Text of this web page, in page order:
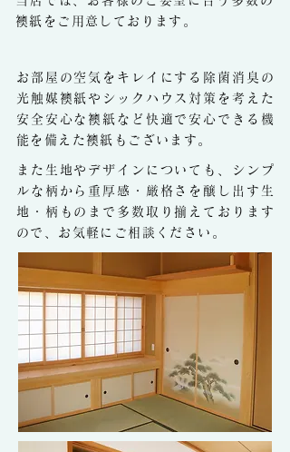
襖紙をご用意しております。
お部屋の空気をキレイにする除菌消臭の
光触媒襖紙やシックハウス対策を考えた
安全安心な襖紙など快適で安心できる機
能を備えた襖紙もございます。
また生地やデザインについても、シンプ
ルな柄から重厚感・厳格さを醸し出す生
地・柄ものまで多数取り揃えております
ので、お気軽にご相談ください。